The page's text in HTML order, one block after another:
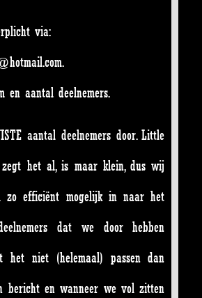
via:
en aantal deelnemers.
aantal deelnemers door. Little
het al, is maar klein, dus wij
zo efficiënt mogelijk in naar het
dat we door hebben
het niet (helemaal) passen dan
bericht en wanneer we vol zitten